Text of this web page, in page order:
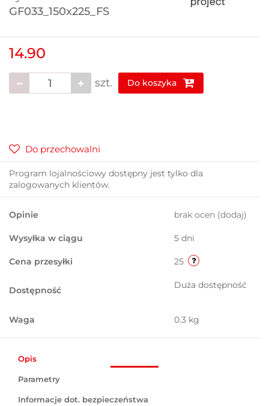
GF033_150x225_FS
14.90
szt. Do koszyka
Do przechowalni
Program lojalnościowy dostępny jest tylko dla
zalogowanych klientów.
Opinie brak ocen (dodaj)
Wysyłka w ciągu 5 dni
Cena przesyłki 25
Dostępność Duża dostępność
Waga 0.3 kg
Opis
Parametry
Informacje dot. bezpieczeństwa